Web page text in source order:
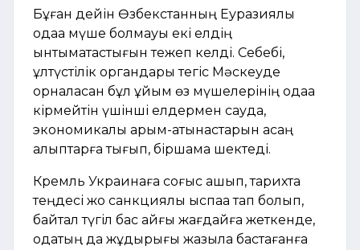
Бұған дейін Өзбекстанның Еуразиялық
одаққа мүше болмауы екі елдің
ынтымақтастығын тежеп келді. Себебі,
ұлтүстілік органдары тегіс Мәскеуде
орналасқан бұл ұйым өз мүшелерінің одаққа
кірмейтін үшінші елдермен сауда,
экономикалық қарым-қатынастарын қасаң
қалыптарға тығып, біршама шектеді.
Кремль Украинаға соғыс ашып, тарихта
теңдесі жоқ санкциялық қыспаққа тап болып,
байтал түгіл бас қайғы жағдайға жеткенде,
одақтың да жұдырығы жазыла бастағанға